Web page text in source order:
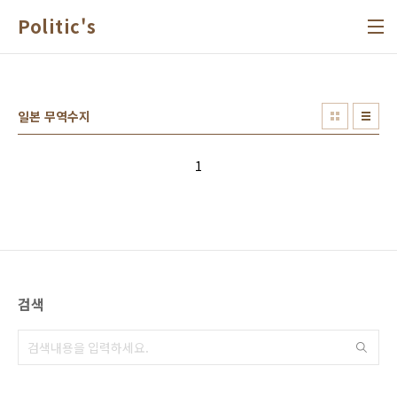
Politic's
일본 무역수지
1
검색